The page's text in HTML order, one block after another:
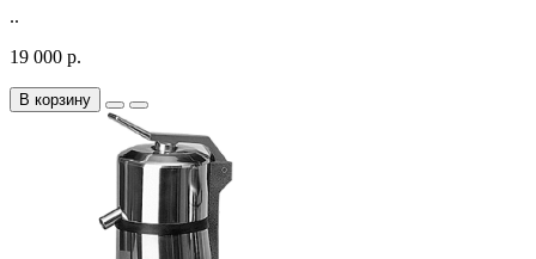
..
19 000 р.
В корзину